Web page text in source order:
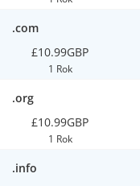
.com
£10.99GBP
1 Rok
.org
£10.99GBP
1 Rok
.info